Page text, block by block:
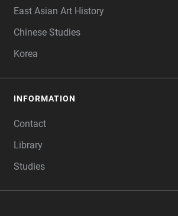
East Asian Art History
Chinese Studies
Korea
INFORMATION
Contact
Library
Studies